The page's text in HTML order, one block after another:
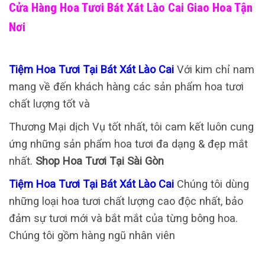
Cửa Hàng Hoa Tươi Bát Xát Lào Cai Giao Hoa Tận
Nơi
Tiệm Hoa Tươi Tại Bát Xát Lào Cai Với kim chỉ nam
mang về đến khách hàng các sản phẩm hoa tươi
chất lượng tốt và
Thương Mại dịch Vụ tốt nhất, tôi cam kết luôn cung
ứng những sản phẩm hoa tươi đa dạng & đẹp mắt
nhất. Shop Hoa Tươi Tại Sài Gòn
Tiệm Hoa Tươi Tại Bát Xát Lào Cai Chúng tôi dùng
những loại hoa tươi chất lượng cao độc nhất, bảo
đảm sự tươi mới và bắt mắt của từng bông hoa.
Chúng tôi gồm hàng ngũ nhân viên